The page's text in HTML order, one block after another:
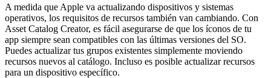
A medida que Apple va actualizando dispositivos y sistemas
operativos, los requisitos de recursos también van cambiando. Con
Asset Catalog Creator, es fácil asegurarse de que los íconos de tu
app siempre sean compatibles con las últimas versiones del SO.
Puedes actualizar tus grupos existentes simplemente moviendo
recursos nuevos al catálogo. Incluso es posible actualizar recursos
para un dispositivo específico.